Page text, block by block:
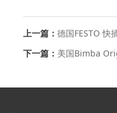
上一篇： 德国FESTO 快
下一篇： 美国Bimba